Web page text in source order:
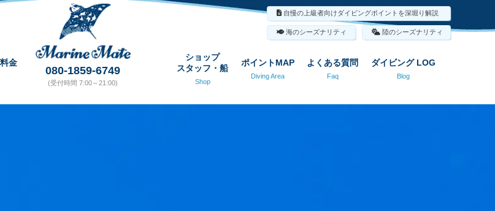
080-1859-6749
(受付時間 7:00～21:00)
金
ショップ
スタッフ・船
Shop
ポイントMAP
Diving Area
よくある質問
Faq
ダイビング LOG
Blog
自慢の上級者向けダイビングポイントを深堀り解説
海のシーズナリティ 陸のシーズナリティ